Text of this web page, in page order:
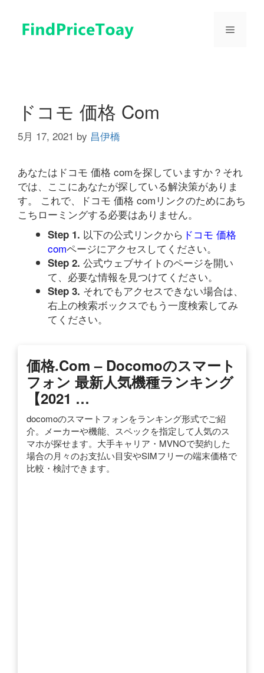
メ
ドコモ 価格 Com
5月 17, 2021 by 昌伊橋
あなたはドコモ 価格 comを探していますか？それ
では、ここにあなたが探している解決策がありま
す。 これで、ドコモ 価格 comリンクのためにあち
こちローミングする必要はありません。
Step 1. 以下の公式リンクから ドコモ 価格
comページにアクセスしてください。
Step 2. 公式ウェブサイトのページを開い
て、必要な情報を見つけてください。
Step 3. それでもアクセスできない場合は、
右上の検索ボックスでもう一度検索してみ
てください。
価格.com – Docomoのスマート
フォン 最新人気機種ランキング
【2021 …
docomoのスマートフォンをランキング形式でご紹
介。メーカーや機能、スペックを指定して人気のス
マホが探せます。大手キャリア・MVNOで契約した
場合の月々のお支払い目安やSIMフリーの端末価格で
比較・検討できます。